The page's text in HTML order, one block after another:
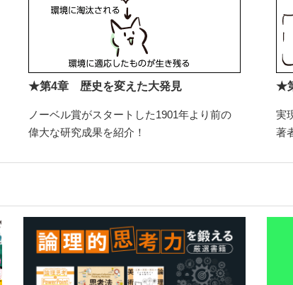
★第4章 歴史を変えた大発見
ノーベル賞がスタートした1901年より前の
偉大な研究成果を紹介！
★
実
著